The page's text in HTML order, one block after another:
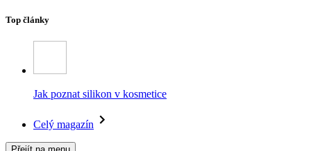
Top články
Jak poznat silikon v kosmetice
Celý magazín